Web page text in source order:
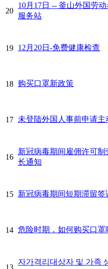
20
10月17日 -- 釜山外国劳
服务站
19 12月20日-免费健康检查
18 购买口罩新政策
17 未登陆外国人事前申请主
16
新冠病毒期间雇佣许可
长通知
15 新冠病毒期间短期滞留签
14 危险时期，如何购买口罩
13
자가격리대상자 및 가족